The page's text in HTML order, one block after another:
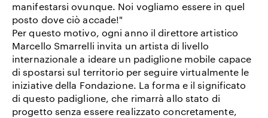
manifestarsi ovunque. Noi vogliamo essere in quel
posto dove ciò accade!"
Per questo motivo, ogni anno il direttore artistico
Marcello Smarrelli invita un artista di livello
internazionale a ideare un padiglione mobile capace
di spostarsi sul territorio per seguire virtualmente le
iniziative della Fondazione. La forma e il significato
di questo padiglione, che rimarrà allo stato di
progetto senza essere realizzato concretamente,